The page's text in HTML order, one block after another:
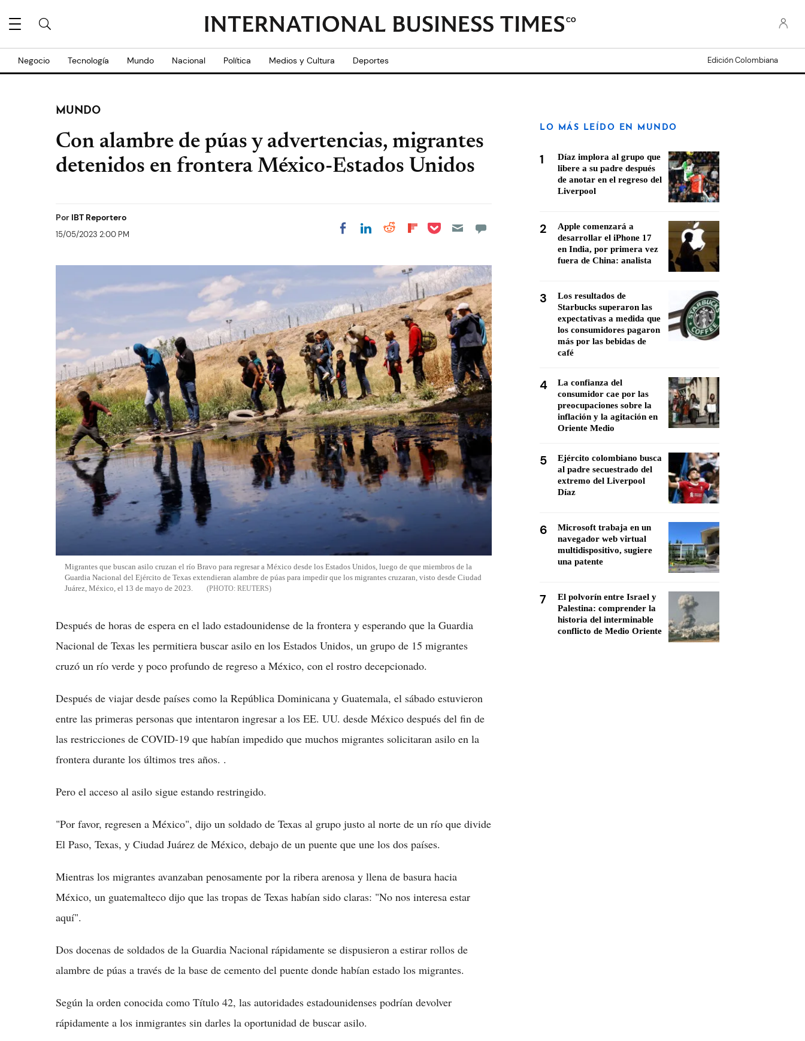
CO
Negocio Tecnología Mundo Nacional Política Medios y Cultura Deportes Edición Colombiana
MUNDO
Con alambre de púas y advertencias, migrantes
detenidos en frontera México-Estados Unidos
Por IBT Reportero
15/05/2023 2:00 PM Share on Facebook
Share on LinkedIn
Share on Reddit
Share on
Share on Pocket
Migrantes que buscan asilo cruzan el río Bravo para regresar a México desde los Estados Unidos, luego de que miembros de la
Guardia Nacional del Ejército de Texas extendieran alambre de púas para impedir que los migrantes cruzaran, visto desde Ciudad
Juárez, México, el 13 de mayo de 2023.
REUTERS
Después de horas de espera en el lado estadounidense de la frontera y esperando que la Guardia
Nacional de Texas les permitiera buscar asilo en los Estados Unidos, un grupo de 15 migrantes
cruzó un río verde y poco profundo de regreso a México, con el rostro decepcionado.
Después de viajar desde países como la República Dominicana y Guatemala, el sábado estuvieron
entre las primeras personas que intentaron ingresar a los EE. UU. desde México después del fin de
las restricciones de COVID-19 que habían impedido que muchos migrantes solicitaran asilo en la
frontera durante los últimos tres años. .
Pero el acceso al asilo sigue estando restringido.
"Por favor, regresen a México", dijo un soldado de Texas al grupo justo al norte de un río que divide
El Paso, Texas, y Ciudad Juárez de México, debajo de un puente que une los dos países.
Mientras los migrantes avanzaban penosamente por la ribera arenosa y llena de basura hacia
México, un guatemalteco dijo que las tropas de Texas habían sido claras: "No nos interesa estar
aquí".
Dos docenas de soldados de la Guardia Nacional rápidamente se dispusieron a estirar rollos de
alambre de púas a través de la base de cemento del puente donde habían estado los migrantes.
Según la orden conocida como Título 42, las autoridades estadounidenses podrían devolver
rápidamente a los inmigrantes sin darles la oportunidad de buscar asilo.
LO MÁS LEÍDO EN MUNDO
1
Díaz implora al grupo que
libere a su padre después
de anotar en el regreso del
Liverpool
2
Apple comenzará a
desarrollar el iPhone 17
en India, por primera vez
fuera de China: analista
3
Los resultados de
Starbucks superaron las
expectativas a medida que
los consumidores pagaron
más por las bebidas de
café
4
La confianza del
consumidor cae por las
preocupaciones sobre la
inflación y la agitación en
Oriente Medio
5
Ejército colombiano busca
al padre secuestrado del
extremo del Liverpool
Díaz
6
Microsoft trabaja en un
navegador web virtual
multidispositivo, sugiere
una patente
7
El polvorín entre Israel y
Palestina: comprender la
historia del interminable
conflicto de Medio Oriente